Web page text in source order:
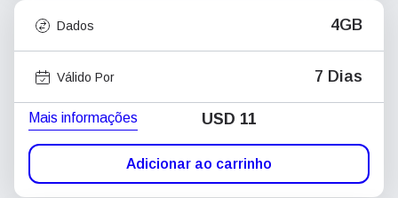
Dados 4GB
Válido Por 7 Dias
Mais informações USD 11
Adicionar ao carrinho